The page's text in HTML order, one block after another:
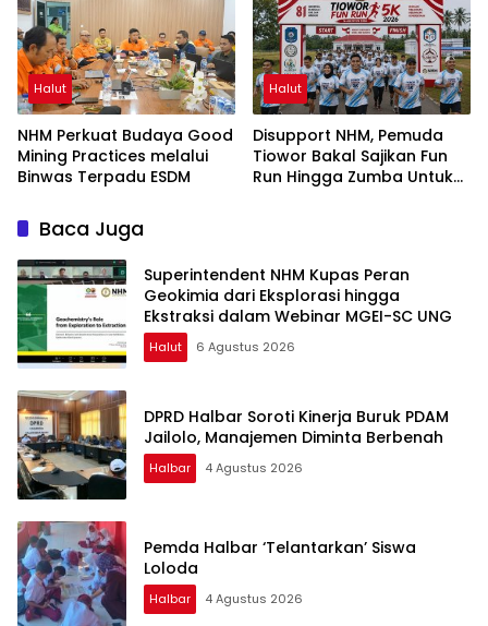
Halut
NHM Perkuat Budaya Good
Mining Practices melalui
Binwas Terpadu ESDM
Halut
Disupport NHM, Pemuda
Tiowor Bakal Sajikan Fun
Run Hingga Zumba Untuk
Baca Juga
Superintendent NHM Kupas Peran
Geokimia dari Eksplorasi hingga
Ekstraksi dalam Webinar MGEI-SC UNG
Halut 6 Agustus 2026
DPRD Halbar Soroti Kinerja Buruk PDAM
Jailolo, Manajemen Diminta Berbenah
Halbar 4 Agustus 2026
Pemda Halbar ‘Telantarkan’ Siswa
Loloda
Halbar 4 Agustus 2026